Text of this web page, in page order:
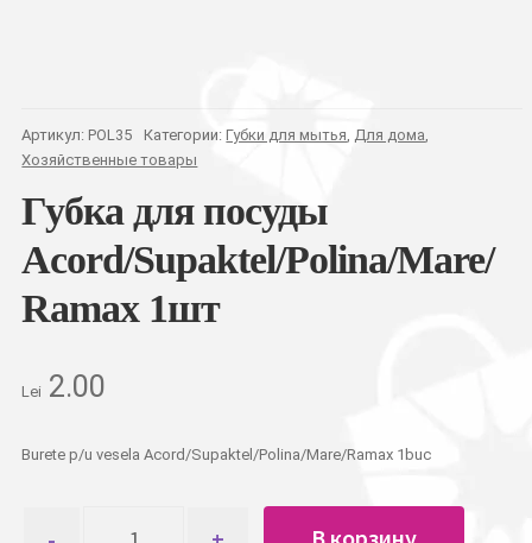
Артикул: POL35 Категории:Губки для мытья, Для дома,
Хозяйственные товары
Губка для посуды
Acord/Supaktel/Polina/Mare/
Ramax 1шт
Lei 2.00
Burete p/u vesela Acord/Supaktel/Polina/Mare/Ramax 1buc